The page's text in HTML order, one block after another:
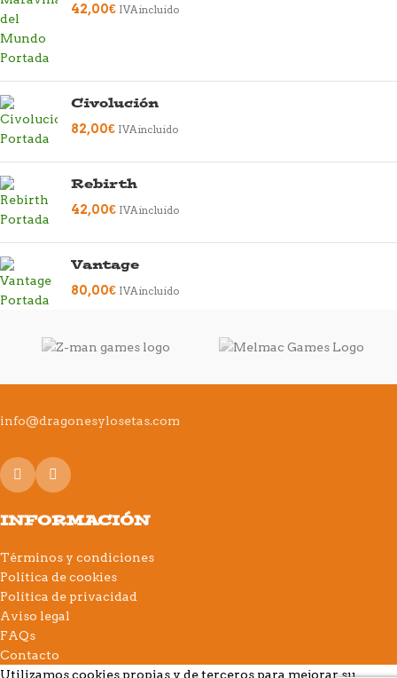
42,00€ IVA incluido
Civolución
82,00€ IVA incluido
Rebirth
42,00€ IVA incluido
Vantage
80,00€ IVA incluido
info@dragonesylosetas.com
INFORMACIÓN
Términos y condiciones
Política de cookies
Política de privacidad
Aviso legal
FAQs
Contacto
Utilizamos cookies propias y de terceros para mejorar su